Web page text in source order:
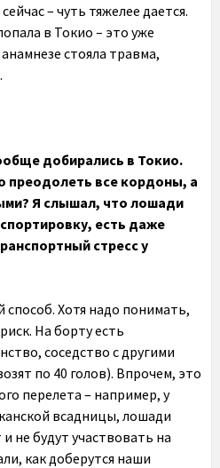
– чуть тяжелее дается.
в Токио – это уже
стояла травма,
добирались в Токио.
все кордоны, а
Я слышал, что лошади
есть даже
стресс у
Хотя надо понимать,
На борту есть
соседство с другими
по 40 голов). Впрочем, это
перелета – например, у
всадницы, лошади
не будут участвовать на
как доберутся наши